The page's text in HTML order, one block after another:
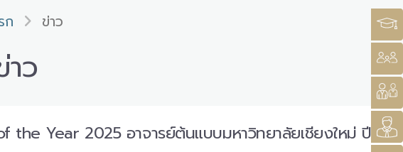
ก ข่าว
าว
Year 2025 อาจารย์ต้นแบบมหาวิทยาลัยเชียงใหม่ ปี